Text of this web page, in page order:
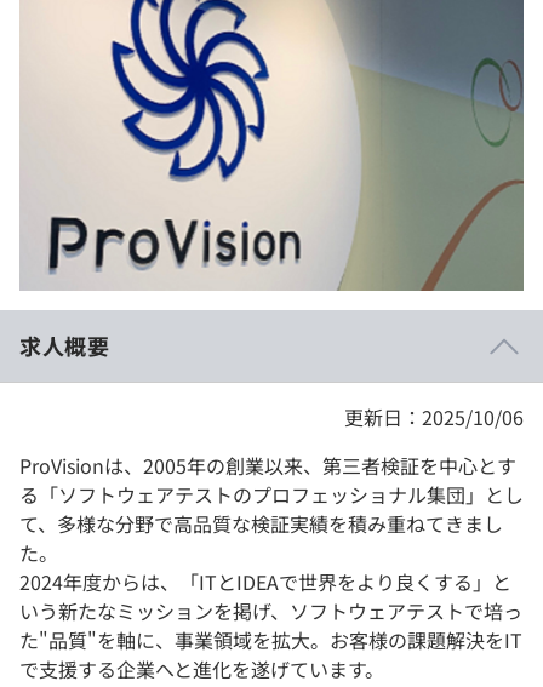
インタビュー
就活成功ガイド
法人向けプラン
学校向けプラン
契約内容・クーポン
再チャレンジ結果一覧
求人概要
更新日：2025/10/06
ProVisionは、2005年の創業以来、第三者検証を中心とす
る「ソフトウェアテストのプロフェッショナル集団」とし
て、多様な分野で高品質な検証実績を積み重ねてきまし
た。
2024年度からは、「ITとIDEAで世界をより良くする」と
いう新たなミッションを掲げ、ソフトウェアテストで培っ
た"品質"を軸に、事業領域を拡大。お客様の課題解決をIT
で支援する企業へと進化を遂げています。